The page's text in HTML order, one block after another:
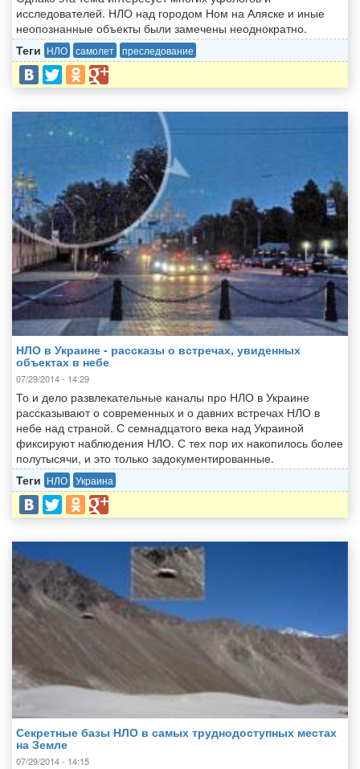
исследователей. НЛО над городом Ном на Аляске и иные
неопознанные объекты были замечены неоднократно.
Теги НЛО самолет преследование
НЛО в Украине - рассказы о встречах, увиденных
объектах в небе
07/29/2014 - 14:29
То и дело развлекательные каналы про НЛО в Украине
рассказывают о современных и о давних встречах НЛО в
небе над страной. С семнадцатого века над Украиной
фиксируют наблюдения НЛО. С тех пор их накопилось более
полутысячи, и это только задокументированные.
Теги НЛО Украина
Секретные базы НЛО в самых труднодоступных местах
на Земле
07/29/2014 - 14:15